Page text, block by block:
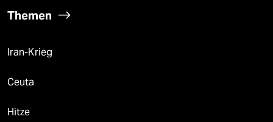
Themen
Iran-Krieg
Ceuta
Hitze